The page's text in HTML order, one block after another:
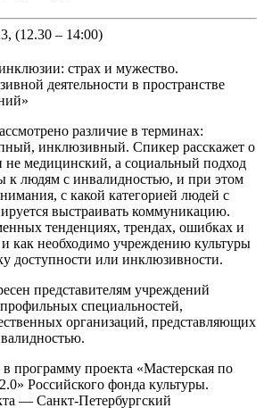
(12.30 – 14:00)
различие в терминах:
инклюзивный. Спикер расскажет о
не медицинский, а социальный подход
к людям с инвалидностью, и при этом
с какой категорией людей с
выстраивать коммуникацию.
тенденциях, трендах, ошибках и
как необходимо учреждению культуры
доступности или инклюзивности.
представителям учреждений
специальностей,
организаций, представляющих
программу проекта «Мастерская по
Российского фонда культуры.
— Санкт-Петербургский